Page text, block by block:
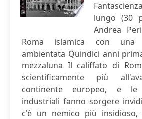
lungo (30
Andrea
Roma islamica con una
ambientata Quindici anni
mezzaluna Il califfato di
scientificamente più
continente europeo, e le
industriali fanno sorgere
c'è un nemico più insidioso,